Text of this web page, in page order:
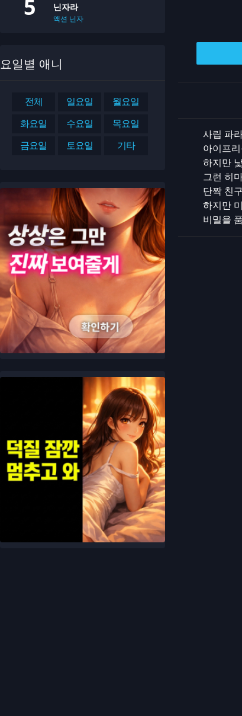
닌자라
액션 닌자
요일별 애니
전체 일요일 월요일
화요일 수요일 목요일
금요일 토요일 기타
사립 파
아이프
하지만
그런 히
단짝 친
하지만
비밀을